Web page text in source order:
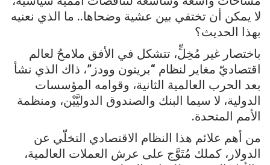
لا يمكن أن تختفي بين عشية وضحاها.. ما الذي نعنيه
بهذا الحديث؟
باختصار غير مُخِلٍّ، تتشكل في الأفق ملامحُ لعالم
اقتصاديّ مغاير لنظام “بريتون وودز”، ذاك الذي نشأ
بعد الحرب العالمية الثانية، وقوامه المؤسسات
الدولية، لا سيما البنك والصندوق الدوليَّيْن، ومنظمة
الأمم المتحدة.
من أهم علائم هذا النظام الاقتصادي التخلّي عن
الدولار، كملك مُتَوَّج على عرش العملات العالمية،